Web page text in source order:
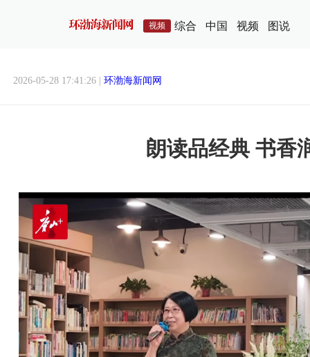
视频 综合 中国 视频 图说
2026-05-28 17:41:26 | 环渤海新闻网
朗读品经典 书香